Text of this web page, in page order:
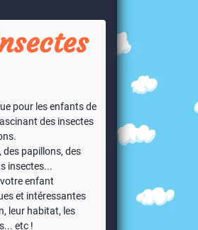
pour les enfants de
des insectes
papillons, des
insectes...
enfant
et intéressantes
leur habitat, les
etc !